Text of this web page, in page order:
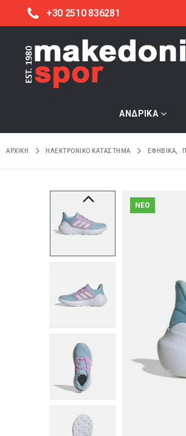
+30 2510 836281
ΑΝΔΡΙΚΑ
ΑΡΧΙΚΉ ΗΛΕΚΤΡΟΝΙΚΌ ΚΑΤΆΣΤΗΜΑ ΕΦΗΒΙΚΑ
NEO